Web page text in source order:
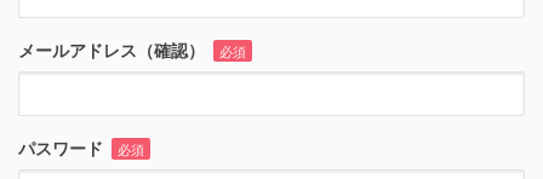
メールアドレス（確認） 必須
パスワード 必須